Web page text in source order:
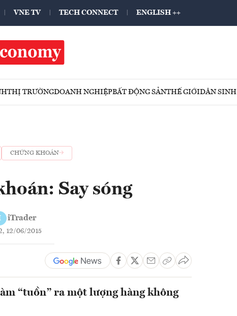
VNE TV TECH CONNECT ENGLISH ++
THỊ TRƯỜNGDOANH NGHIỆPBẤT ĐỘNG SẢNTHẾ GIỚIDÂN SINH
CHỨNG KHOÁN
Say sóng
iTrader
12/06/2015
“tuồn” ra một lượng hàng không